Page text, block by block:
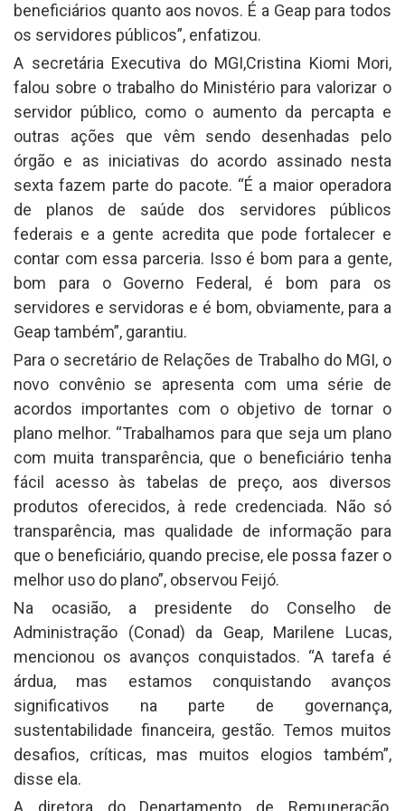
beneficiários quanto aos novos. É a Geap para todos
os servidores públicos”, enfatizou.
A secretária Executiva do MGI,Cristina Kiomi Mori,
falou sobre o trabalho do Ministério para valorizar o
servidor público, como o aumento da percapta e
outras ações que vêm sendo desenhadas pelo
órgão e as iniciativas do acordo assinado nesta
sexta fazem parte do pacote. “É a maior operadora
de planos de saúde dos servidores públicos
federais e a gente acredita que pode fortalecer e
contar com essa parceria. Isso é bom para a gente,
bom para o Governo Federal, é bom para os
servidores e servidoras e é bom, obviamente, para a
Geap também”, garantiu.
Para o secretário de Relações de Trabalho do MGI, o
novo convênio se apresenta com uma série de
acordos importantes com o objetivo de tornar o
plano melhor. “Trabalhamos para que seja um plano
com muita transparência, que o beneficiário tenha
fácil acesso às tabelas de preço, aos diversos
produtos oferecidos, à rede credenciada. Não só
transparência, mas qualidade de informação para
que o beneficiário, quando precise, ele possa fazer o
melhor uso do plano”, observou Feijó.
Na ocasião, a presidente do Conselho de
Administração (Conad) da Geap, Marilene Lucas,
mencionou os avanços conquistados. “A tarefa é
árdua, mas estamos conquistando avanços
significativos na parte de governança,
sustentabilidade financeira, gestão. Temos muitos
desafios, críticas, mas muitos elogios também”,
disse ela.
A diretora do Departamento de Remuneração,